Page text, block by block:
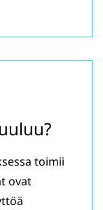
toimii
ovat